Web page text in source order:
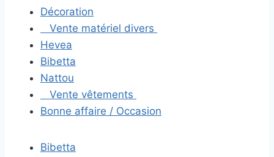
Décoration
Vente matériel divers
Hevea
Bibetta
Nattou
Vente vêtements
Bonne affaire / Occasion
Bibetta